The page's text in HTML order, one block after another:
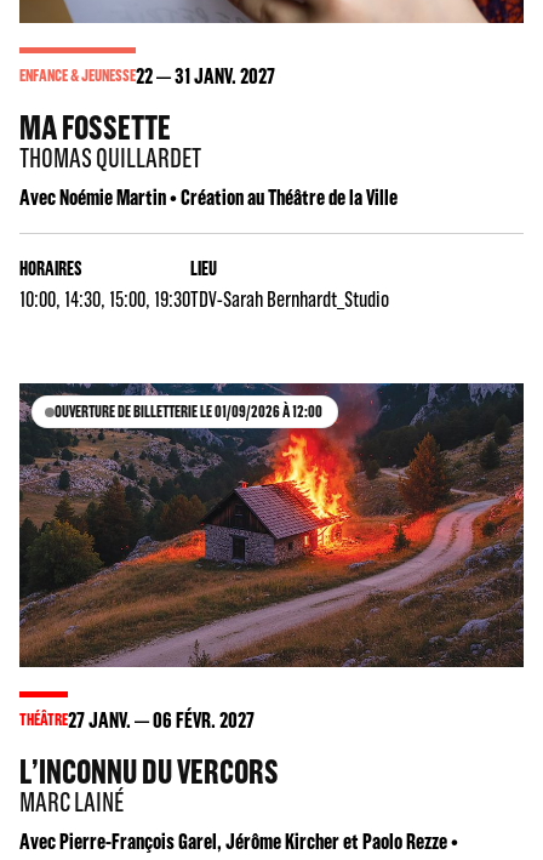
ENFANCE & JEUNESSE22 31JANV. 2027
MA FOSSETTE
THOMAS QUILLARDET
Avec Noémie Martin • Création au Théâtre de la Ville
HORAIRES
10:00, 14:30, 15:00, 19:30
LIEU
TDV-Sarah Bernhardt_Studio
OUVERTURE DE BILLETTERIE LE 01/09/2026 À 12:00
THÉÂTRE27JANV. 06FÉVR. 2027
L’INCONNU DU VERCORS
MARC LAINÉ
Avec Pierre-François Garel, Jérôme Kircher et Paolo Rezze •